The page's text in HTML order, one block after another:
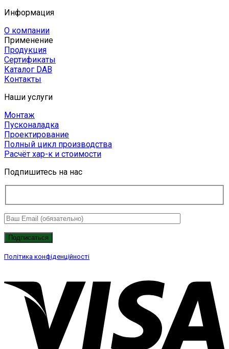
Информация
О компании
Применение
Продукция
Сертификаты
Каталог DAB
Контакты
Наши услуги
Монтаж
Пусконаладка
Проектирование
Полный цикл производства
Расчёт хар-к и стоимости
Подпишитесь на нас
Політика конфіденційності